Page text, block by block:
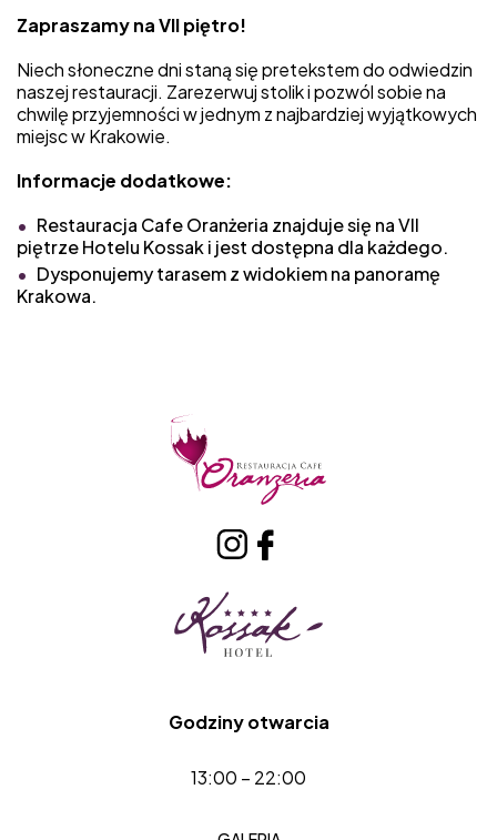
Zapraszamy na VII piętro!
Niech słoneczne dni staną się pretekstem do odwiedzin
naszej restauracji. Zarezerwuj stolik i pozwól sobie na
chwilę przyjemności w jednym z najbardziej wyjątkowych
miejsc w Krakowie.
Informacje dodatkowe:
Restauracja Cafe Oranżeria znajduje się na VII
piętrze Hotelu Kossak i jest dostępna dla każdego.
Dysponujemy tarasem z widokiem na panoramę
Krakowa.
Godziny otwarcia
13:00 – 22:00